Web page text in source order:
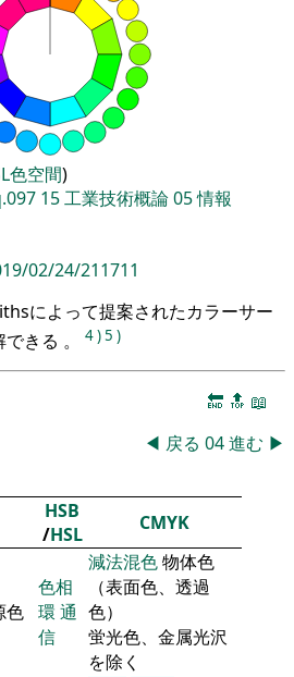
色空間)
15工業技術概論05情報
02/24/211711
によって提案されたカラーサー
きる 。
4)5 )
🔚 🔝 📖
◀ 戻る 04進む ▶
HSB
/HSL CMYK
色
色相
環 通
信
減法混色物体色
（表面色、透過
色）
蛍光色、金属光沢
を除く